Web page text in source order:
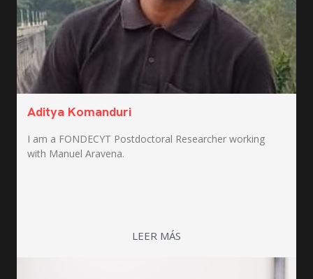
Aditya Komanduri
I am a FONDECYT Postdoctoral Researcher working
with Manuel Aravena.
LEER MÁS